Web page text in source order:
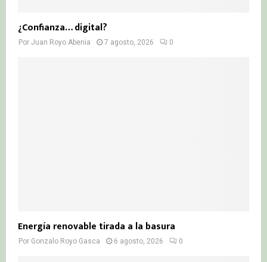
¿Confianza… digital?
Por Juan Royo Abenia 7 agosto, 2026 0
Energía renovable tirada a la basura
Por Gonzalo Royo Gasca 6 agosto, 2026 0